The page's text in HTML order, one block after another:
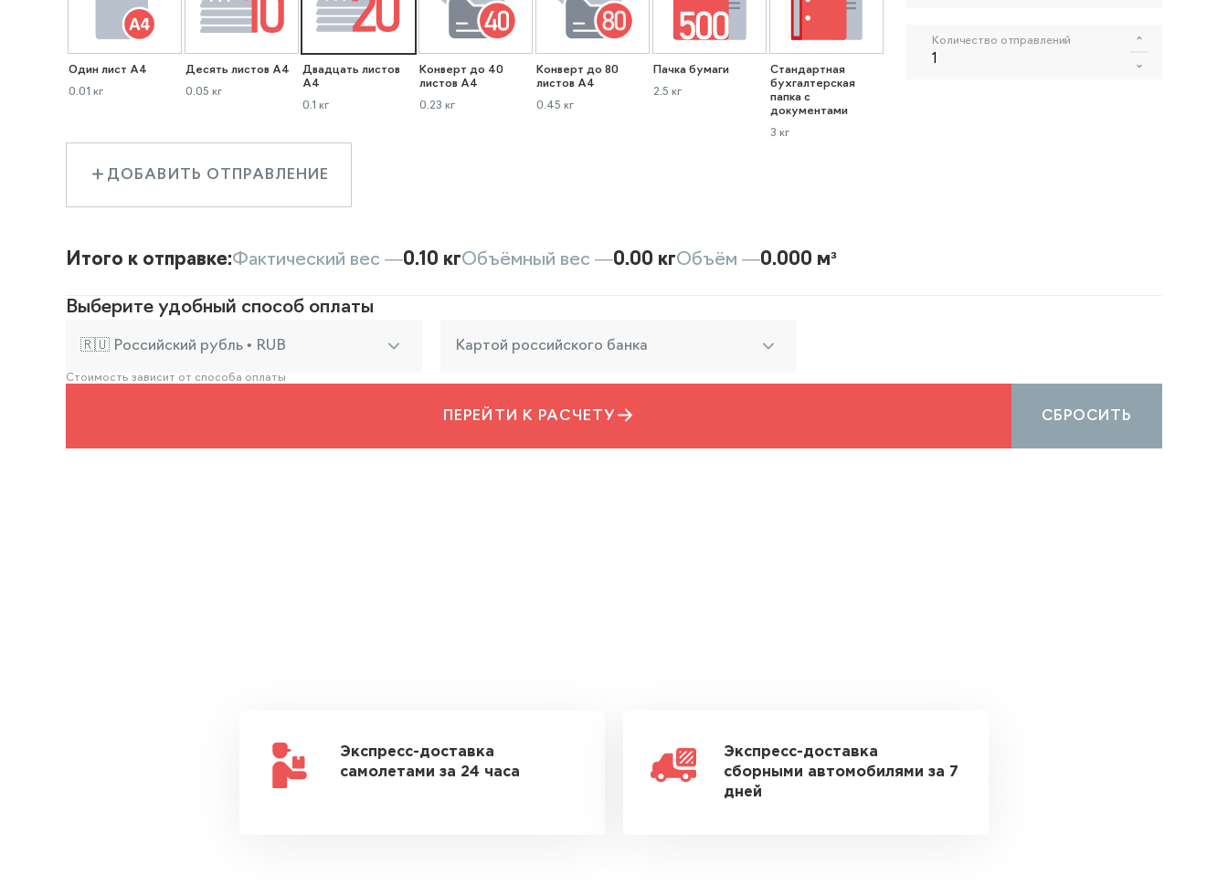
Один лист А4
0.01 кг
Десять листов А4
0.05 кг
Двадцать листов
А4
0.1 кг
Конверт до 40
листов А4
0.23 кг
Конверт до 80
листов А4
0.45 кг
Пачка бумаги
2.5 кг
Стандартная
бухгалтерская
папка с
документами
3 кг
Количество отправлений
ДОБАВИТЬ ОТПРАВЛЕНИЕ
Итого к отправке:Фактический вес —0.10 кгОбъёмный вес —0.00 кгОбъём —0.000 м³
Выберите удобный способ оплаты
🇷🇺 Российский рубль • RUB Картой российского банка
Стоимость зависит от способа оплаты
ПЕРЕЙТИ К РАСЧЕТУ СБРОСИТЬ
Экспресс-доставка
самолетами за 24 часа
Экспресс-доставка
сборными автомобилями за 7
дней